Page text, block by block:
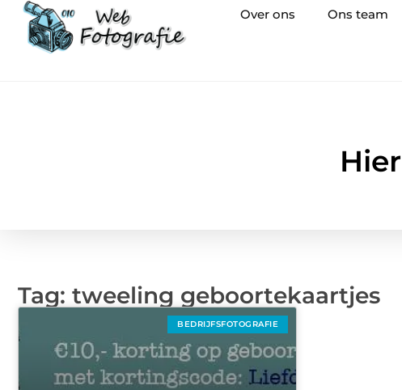
Over ons Ons team
Tag: tweeling geboortekaartjes
BEDRIJFSFOTOGRAFIE